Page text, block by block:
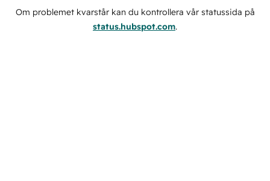
Om problemet kvarstår kan du kontrollera vår statussida på
status.hubspot.com.